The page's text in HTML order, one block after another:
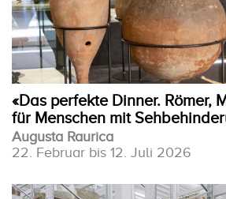
«Das perfekte Dinner. Römer,
für Menschen mit
Augusta Raurica
22. Februar bis 12. Juli 2026